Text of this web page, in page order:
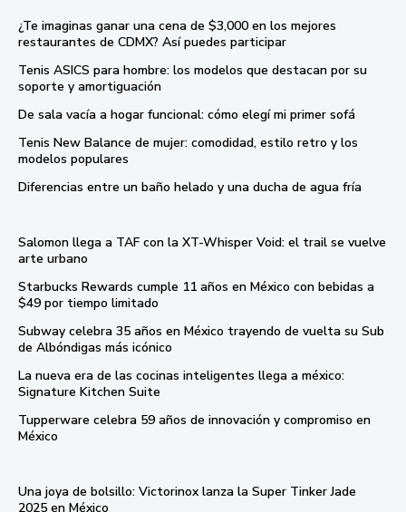
¿Te imaginas ganar una cena de $3,000 en los mejores
restaurantes de CDMX? Así puedes participar
Tenis ASICS para hombre: los modelos que destacan por su
soporte y amortiguación
De sala vacía a hogar funcional: cómo elegí mi primer sofá
Tenis New Balance de mujer: comodidad, estilo retro y los
modelos populares
Diferencias entre un baño helado y una ducha de agua fría
Salomon llega a TAF con la XT-Whisper Void: el trail se vuelve
arte urbano
Starbucks Rewards cumple 11 años en México con bebidas a
$49 por tiempo limitado
Subway celebra 35 años en México trayendo de vuelta su Sub
de Albóndigas más icónico
La nueva era de las cocinas inteligentes llega a méxico:
Signature Kitchen Suite
Tupperware celebra 59 años de innovación y compromiso en
México
Una joya de bolsillo: Victorinox lanza la Super Tinker Jade
2025 en México